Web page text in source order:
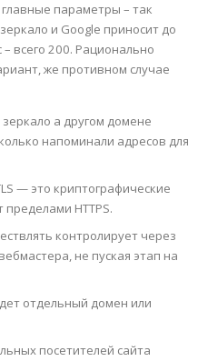
параметры – так
и Google приносит до
всего 200. Рационально
же противном случае
а другом домене
напоминали адресов для
— это криптографические
HTTPS.
контролирует через
не пуская этап на
отдельный домен или
посетителей сайта